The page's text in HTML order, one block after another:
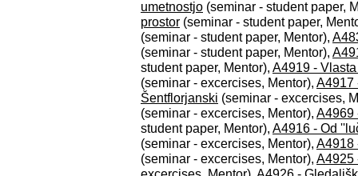
umetnostjo (seminar - student paper,
prostor (seminar - student paper,
(seminar - student paper, Mentor),
(seminar - student paper, Mentor),
student paper, Mentor), A4919 -
(seminar - excercises, Mentor), A4917
Šentflorjanski (seminar - excercises,
(seminar - excercises, Mentor), A4969
student paper, Mentor), A4916 - Od
(seminar - excercises, Mentor), A4918
(seminar - excercises, Mentor), A4925